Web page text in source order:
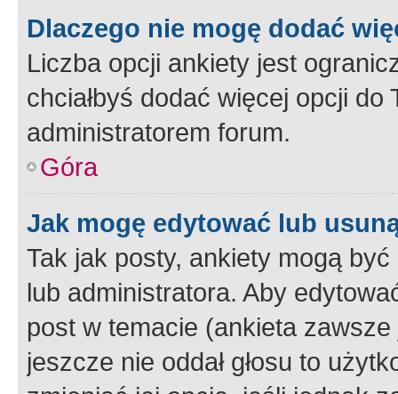
Dlaczego nie mogę dodać
Liczba opcji ankiety jest
chciałbyś dodać więcej opcji
administratorem forum.
Góra
Jak mogę edytować lub
Tak jak posty, ankiety mogą
lub administratora. Aby
post w temacie (ankieta
jeszcze nie oddał głosu to